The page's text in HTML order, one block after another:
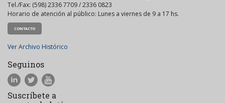
Tel./Fax: (598) 2336 7709 / 2336 0823
Horario de atención al público: Lunes a viernes de 9 a 17 hs.
CONTACTO
Ver Archivo Histórico
Seguinos
Suscríbete a